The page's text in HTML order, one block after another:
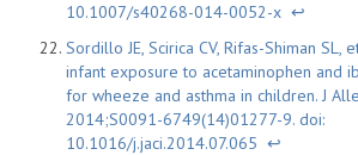
10.1007/s40268-014-0052-x ↩
Sordillo JE, Scirica CV, Rifas-Shiman SL,
infant exposure to acetaminophen and
for wheeze and asthma in children. J
2014;S0091-6749(14)01277-9. doi:
10.1016/j.jaci.2014.07.065 ↩